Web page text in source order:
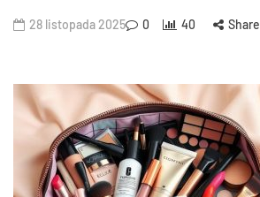
28 listopada 2025 0 40 Share